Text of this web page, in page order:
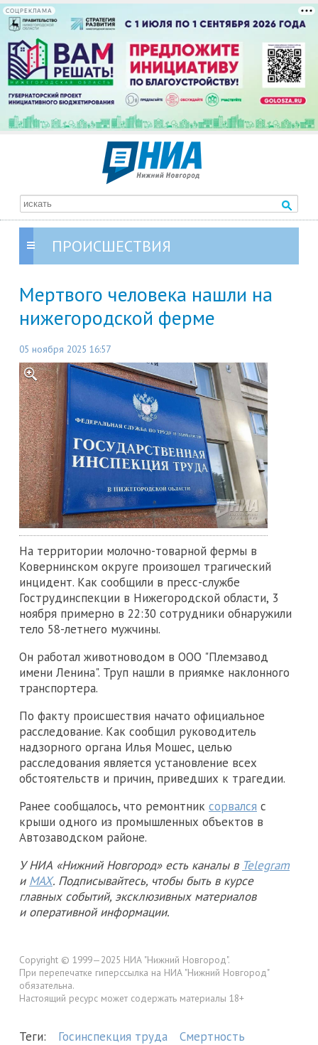
СОЦРЕКЛАМА
ПРОИСШЕСТВИЯ
Мертвого человека нашли на
нижегородской ферме
05 ноября 2025 16:57
На территории молочно-товарной фермы в
Ковернинском округе произошел трагический
инцидент. Как сообщили в пресс-службе
Гострудинспекции в Нижегородской области, 3
ноября примерно в 22:30 сотрудники обнаружили
тело 58-летнего мужчины.
Он работал животноводом в ООО "Племзавод
имени Ленина". Труп нашли в приямке наклонного
транспортера.
По факту происшествия начато официальное
расследование. Как сообщил руководитель
надзорного органа Илья Мошес, целью
расследования является установление всех
обстоятельств и причин, приведших к трагедии.
Ранее сообщалось, что ремонтник сорвался с
крыши одного из промышленных объектов в
Автозаводском районе.
У НИА «Нижний Новгород» есть каналы в Telegram
и MAX. Подписывайтесь, чтобы быть в курсе
главных событий, эксклюзивных материалов
и оперативной информации.
Copyright © 1999—2025 НИА "Нижний Новгород".
При перепечатке гиперссылка на НИА "Нижний Новгород"
обязательна.
Настоящий ресурс может содержать материалы 18+
Теги: Госинспекция труда Смертность